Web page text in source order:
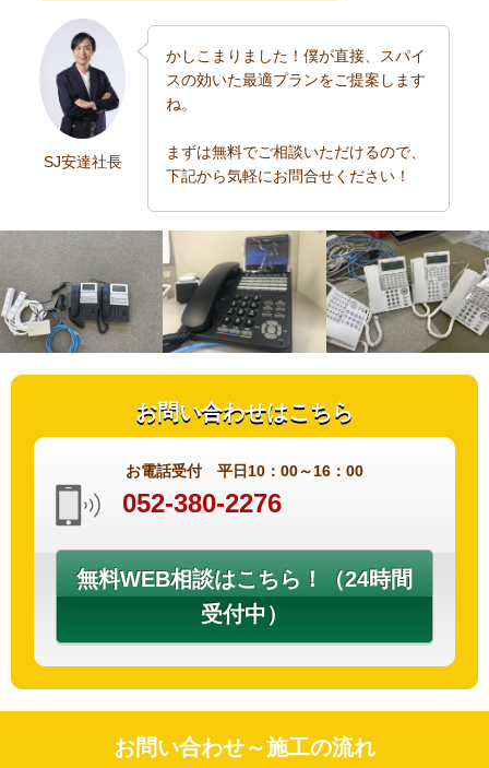
SJ安達社長
かしこまりました！僕が直接、スパイ
スの効いた最適プランをご提案します
ね。
まずは無料でご相談いただけるので、
下記から気軽にお問合せください！
お問い合わせはこちら
お電話受付 平日10：00～16：00
052-380-2276
無料WEB相談はこちら！（24時間
受付中）
お問い合わせ～施工の流れ